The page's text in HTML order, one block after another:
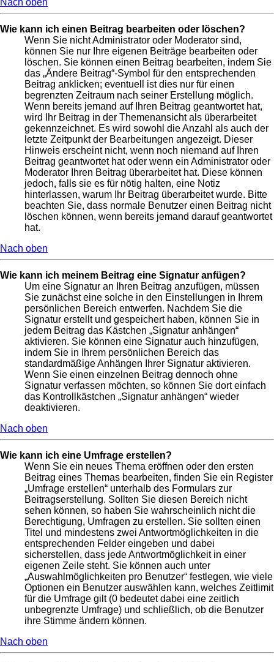
Wie kann ich einen Beitrag bearbeiten oder löschen?
Wenn Sie nicht Administrator oder Moderator sind,
können Sie nur Ihre eigenen Beiträge bearbeiten oder
löschen. Sie können einen Beitrag bearbeiten, indem Sie
das „Ändere Beitrag“-Symbol für den entsprechenden
Beitrag anklicken; eventuell ist dies nur für einen
begrenzten Zeitraum nach seiner Erstellung möglich.
Wenn bereits jemand auf Ihren Beitrag geantwortet hat,
wird Ihr Beitrag in der Themenansicht als überarbeitet
gekennzeichnet. Es wird sowohl die Anzahl als auch der
letzte Zeitpunkt der Bearbeitungen angezeigt. Dieser
Hinweis erscheint nicht, wenn noch niemand auf Ihren
Beitrag geantwortet hat oder wenn ein Administrator oder
Moderator Ihren Beitrag überarbeitet hat. Diese können
jedoch, falls sie es für nötig halten, eine Notiz
hinterlassen, warum Ihr Beitrag überarbeitet wurde. Bitte
beachten Sie, dass normale Benutzer einen Beitrag nicht
löschen können, wenn bereits jemand darauf geantwortet
hat.
Nach oben
Wie kann ich meinem Beitrag eine Signatur anfügen?
Um eine Signatur an Ihren Beitrag anzufügen, müssen
Sie zunächst eine solche in den Einstellungen in Ihrem
persönlichen Bereich entwerfen. Nachdem Sie die
Signatur erstellt und gespeichert haben, können Sie in
jedem Beitrag das Kästchen „Signatur anhängen“
aktivieren. Sie können eine Signatur auch hinzufügen,
indem Sie in Ihrem persönlichen Bereich das
standardmäßige Anhängen Ihrer Signatur aktivieren.
Wenn Sie einen einzelnen Beitrag dennoch ohne
Signatur verfassen möchten, so können Sie dort einfach
das Kontrollkästchen „Signatur anhängen“ wieder
deaktivieren.
Nach oben
Wie kann ich eine Umfrage erstellen?
Wenn Sie ein neues Thema eröffnen oder den ersten
Beitrag eines Themas bearbeiten, finden Sie ein Register
„Umfrage erstellen“ unterhalb des Formulars zur
Beitragserstellung. Sollten Sie diesen Bereich nicht
sehen können, so haben Sie wahrscheinlich nicht die
Berechtigung, Umfragen zu erstellen. Sie sollten einen
Titel und mindestens zwei Antwortmöglichkeiten in die
entsprechenden Felder eingeben und dabei
sicherstellen, dass jede Antwortmöglichkeit in einer
eigenen Zeile steht. Sie können auch unter
„Auswahlmöglichkeiten pro Benutzer“ festlegen, wie viele
Optionen ein Benutzer auswählen kann, welches Zeitlimit
für die Umfrage gilt (0 bedeutet dabei eine zeitlich
unbegrenzte Umfrage) und schließlich, ob die Benutzer
ihre Stimme ändern können.
Nach oben